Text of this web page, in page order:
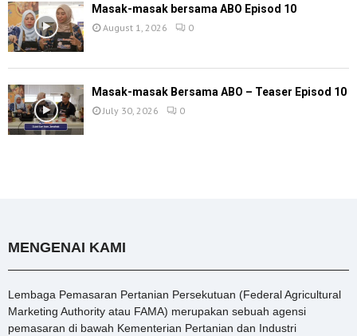
Masak-masak bersama ABO Episod 10
August 1, 2026 0
Masak-masak Bersama ABO – Teaser Episod 10
July 30, 2026 0
MENGENAI KAMI
Lembaga Pemasaran Pertanian Persekutuan (Federal Agricultural
Marketing Authority atau FAMA) merupakan sebuah agensi
pemasaran di bawah Kementerian Pertanian dan Industri